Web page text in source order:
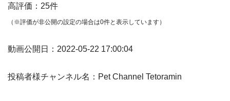
高評価：25件
（※評価が非公開の設定の場合は0件と表示しています）
動画公開日：2022-05-22 17:00:04
投稿者様チャンネル名：Pet Channel Tetoramin